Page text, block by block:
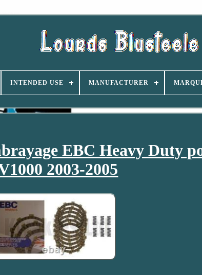
INTENDED USE MANUFACTURER
EBC Heavy Duty
2003-2005